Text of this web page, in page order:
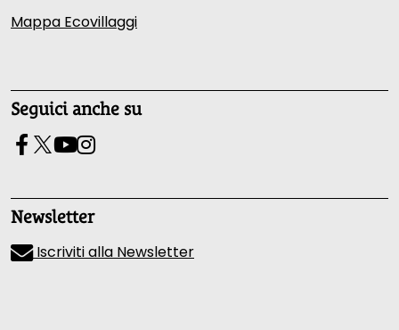
Mappa Ecovillaggi
Seguici anche su
Newsletter
Iscriviti alla Newsletter